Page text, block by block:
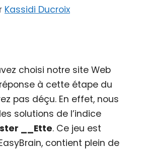
Kassidi Ducroix
choisi notre site Web
à cette étape du
pas déçu. En effet, nous
solutions de l’indice
__Ette. Ce jeu est
contient plein de